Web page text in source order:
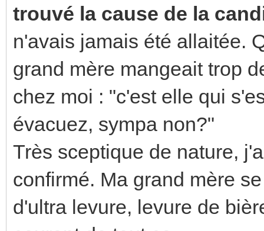
trouvé la cause de la
n'avais jamais été allaitée.
grand mère mangeait trop
chez moi : "c'est elle qui
évacuez, sympa non?"
Très sceptique de nature,
confirmé. Ma grand mère
d'ultra levure, levure de